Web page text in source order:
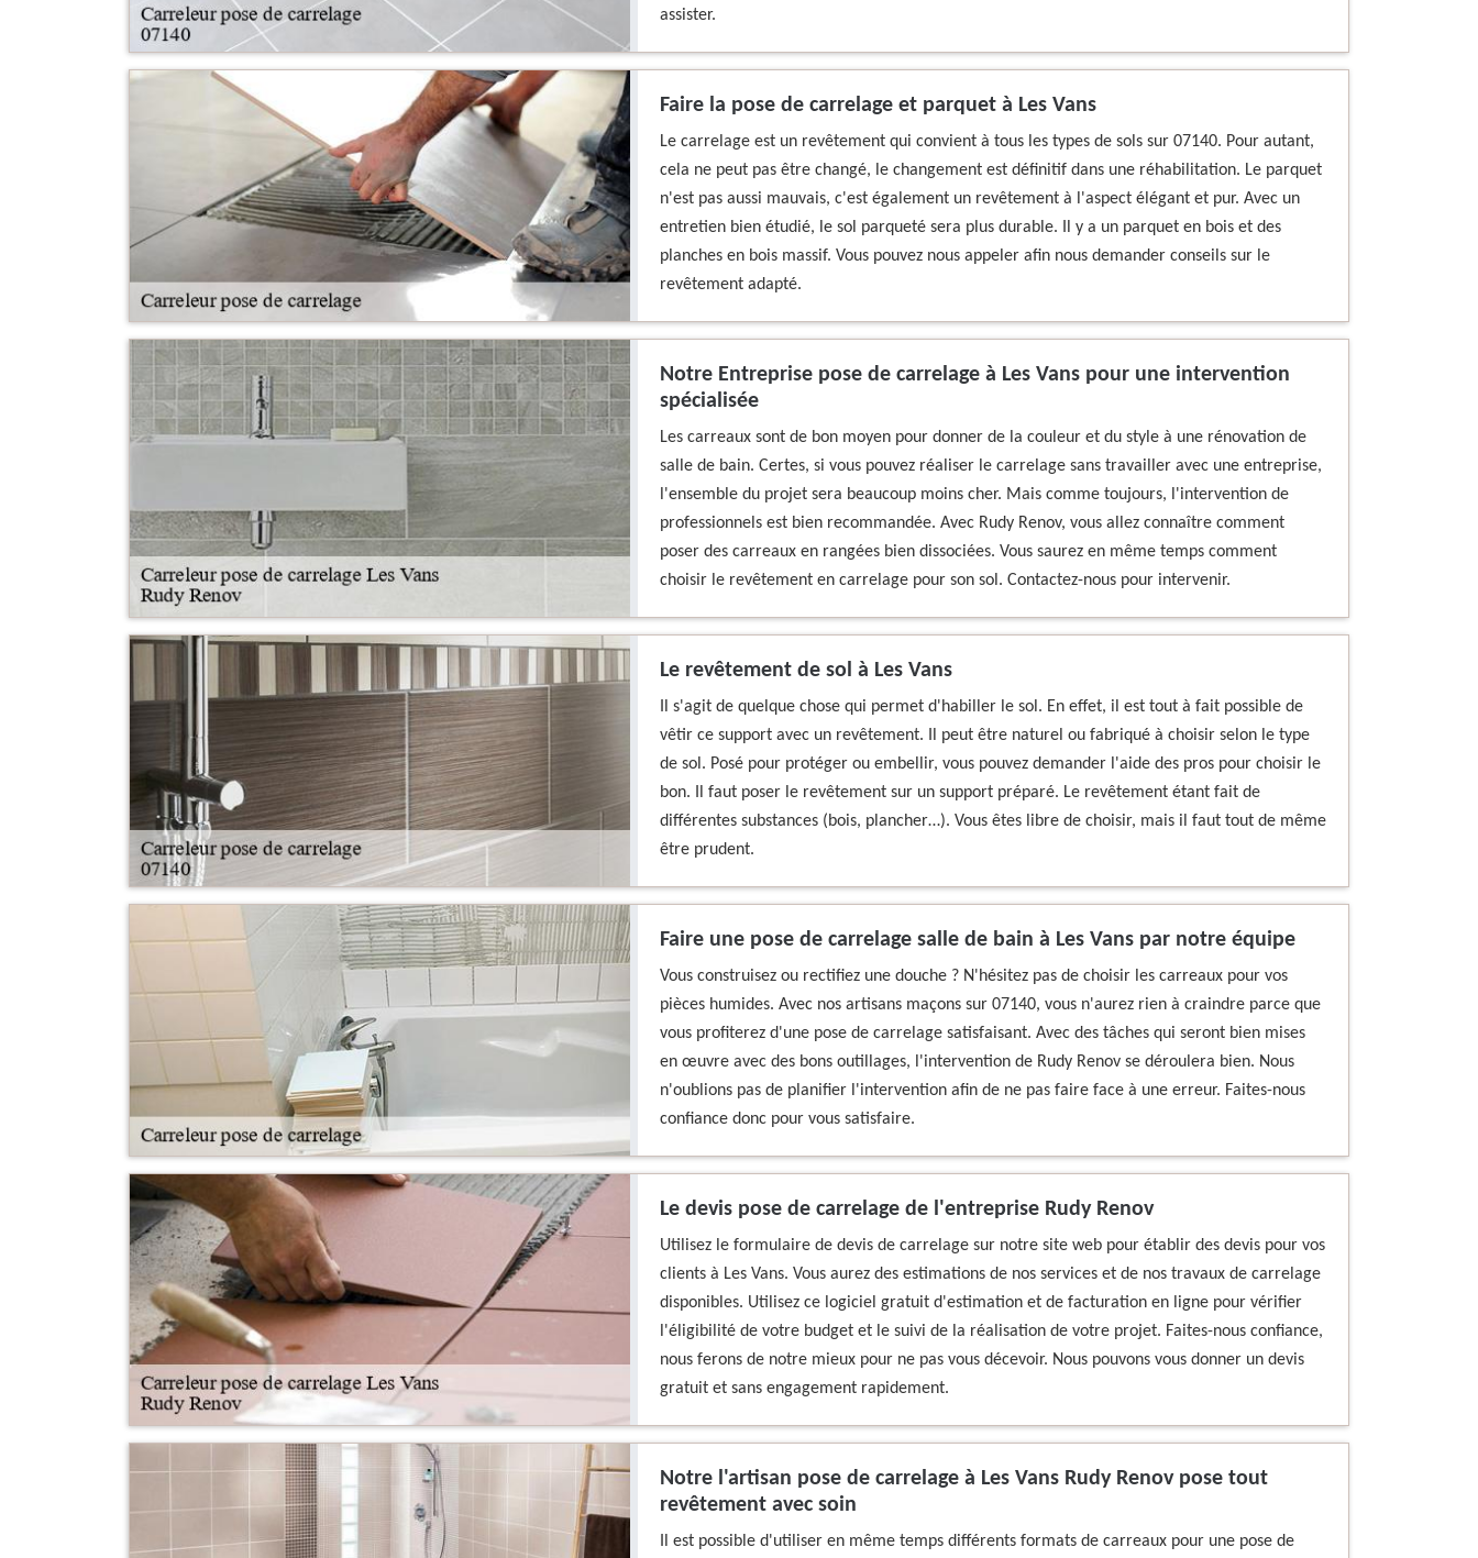
assister.
Faire la pose de carrelage et parquet à Les Vans
Le carrelage est un revêtement qui convient à tous les types de sols sur 07140. Pour autant,
cela ne peut pas être changé, le changement est définitif dans une réhabilitation. Le parquet
n'est pas aussi mauvais, c'est également un revêtement à l'aspect élégant et pur. Avec un
entretien bien étudié, le sol parqueté sera plus durable. Il y a un parquet en bois et des
planches en bois massif. Vous pouvez nous appeler afin nous demander conseils sur le
revêtement adapté.
Notre Entreprise pose de carrelage à Les Vans pour une intervention
spécialisée
Les carreaux sont de bon moyen pour donner de la couleur et du style à une rénovation de
salle de bain. Certes, si vous pouvez réaliser le carrelage sans travailler avec une entreprise,
l'ensemble du projet sera beaucoup moins cher. Mais comme toujours, l'intervention de
professionnels est bien recommandée. Avec Rudy Renov, vous allez connaître comment
poser des carreaux en rangées bien dissociées. Vous saurez en même temps comment
choisir le revêtement en carrelage pour son sol. Contactez-nous pour intervenir.
Le revêtement de sol à Les Vans
Il s'agit de quelque chose qui permet d'habiller le sol. En effet, il est tout à fait possible de
vêtir ce support avec un revêtement. Il peut être naturel ou fabriqué à choisir selon le type
de sol. Posé pour protéger ou embellir, vous pouvez demander l'aide des pros pour choisir le
bon. Il faut poser le revêtement sur un support préparé. Le revêtement étant fait de
différentes substances (bois, plancher…). Vous êtes libre de choisir, mais il faut tout de même
être prudent.
Faire une pose de carrelage salle de bain à Les Vans par notre équipe
Vous construisez ou rectifiez une douche ? N'hésitez pas de choisir les carreaux pour vos
pièces humides. Avec nos artisans maçons sur 07140, vous n'aurez rien à craindre parce que
vous profiterez d'une pose de carrelage satisfaisant. Avec des tâches qui seront bien mises
en œuvre avec des bons outillages, l'intervention de Rudy Renov se déroulera bien. Nous
n'oublions pas de planifier l'intervention afin de ne pas faire face à une erreur. Faites-nous
confiance donc pour vous satisfaire.
Le devis pose de carrelage de l'entreprise Rudy Renov
Utilisez le formulaire de devis de carrelage sur notre site web pour établir des devis pour vos
clients à Les Vans. Vous aurez des estimations de nos services et de nos travaux de carrelage
disponibles. Utilisez ce logiciel gratuit d'estimation et de facturation en ligne pour vérifier
l'éligibilité de votre budget et le suivi de la réalisation de votre projet. Faites-nous confiance,
nous ferons de notre mieux pour ne pas vous décevoir. Nous pouvons vous donner un devis
gratuit et sans engagement rapidement.
Notre l'artisan pose de carrelage à Les Vans Rudy Renov pose tout
revêtement avec soin
Il est possible d'utiliser en même temps différents formats de carreaux pour une pose de